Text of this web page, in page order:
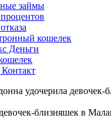
займы
кошелек
Деньги
удочерила девочек-
близняшек в